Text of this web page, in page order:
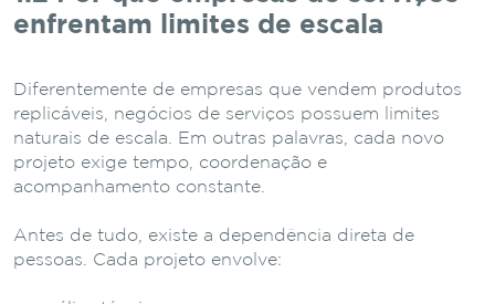
enfrentam
limites de escala
Diferentemente de empresas que vendem produtos
replicáveis, negócios de serviços possuem limites
naturais de escala. Em outras palavras, cada novo
projeto exige tempo, coordenação e
acompanhamento constante.
Antes de tudo, existe a dependência direta de
pessoas. Cada projeto envolve: